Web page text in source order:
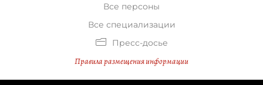
Все персоны
Все специализации
Пресс-досье
Правила размещения информации